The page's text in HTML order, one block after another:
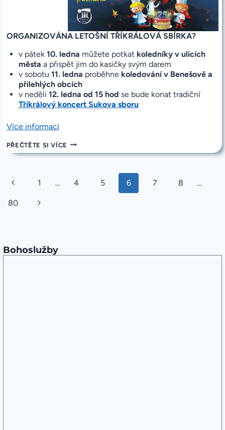
ORGANIZOVÁNA LETOŠNÍ TŘÍKRÁLOVÁ SBÍRKA?
v pátek 10. ledna můžete potkat koledníky v ulicích
města a přispět jim do kasičky svým darem
v sobotu 11. ledna proběhne koledování v Benešově a
přilehlých obcích
v neděli 12. ledna od 15 hod se bude konat tradiční
Tříkrálový koncert Sukova sboru
Více informací„Tříkrálová
2025“
PŘEČTĚTE SI VÍCE TŘÍKRÁLOVÁ
Navigace
na
stránce
Předchozí
stránka
1 … 4 5 6 7 8 …
80
Další
Bohoslužby